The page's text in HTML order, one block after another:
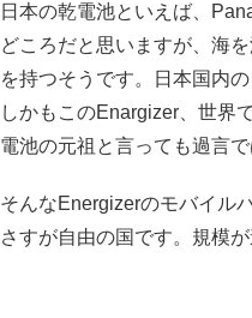
日本の乾電池といえば、
どころだと思いますが、海
を持つそうです。日本国内
しかもこのEnargizer、世界
電池の元祖と言っても過言で
そんなEnergizerのモバイル
さすが自由の国です。規模が